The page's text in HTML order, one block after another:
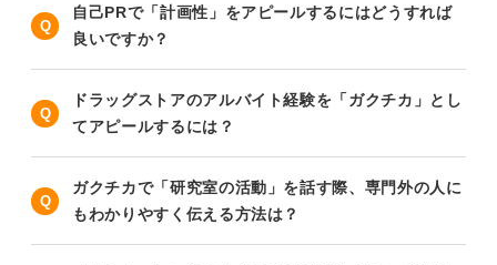
自己PRで「計画性」をアピールするにはどうすれば
良いですか？
ドラッグストアのアルバイト経験を「ガクチカ」とし
てアピールするには？
ガクチカで「研究室の活動」を話す際、専門外の人に
もわかりやすく伝える方法は？